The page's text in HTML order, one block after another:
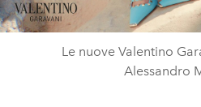
Le nuove Valentino
Alessandro